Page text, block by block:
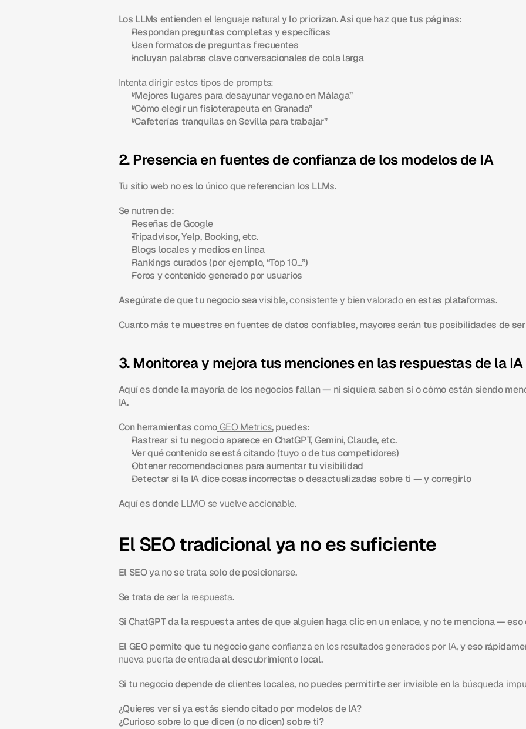
Los LLMs entienden el lenguaje natural y lo priorizan. Así que haz que tus páginas:
Respondan preguntas completas y específicas
Usen formatos de preguntas frecuentes
Incluyan palabras clave conversacionales de cola larga
Intenta dirigir estos tipos de prompts:
“Mejores lugares para desayunar vegano en Málaga”
“Cómo elegir un fisioterapeuta en Granada”
“Cafeterías tranquilas en Sevilla para trabajar”
2. Presencia en fuentes de confianza de los modelos de IA
Tu sitio web no es lo único que referencian los LLMs.
Se nutren de:
Reseñas de Google
Tripadvisor, Yelp, Booking, etc.
Blogs locales y medios en línea
Rankings curados (por ejemplo, “Top 10...”)
Foros y contenido generado por usuarios
Asegúrate de que tu negocio sea visible, consistente y bien valorado en estas plataformas.
Cuanto más te muestres en fuentes de datos confiables, mayores serán tus posibilidades de
3. Monitorea y mejora tus menciones en las respuestas de la IA
Aquí es donde la mayoría de los negocios fallan — ni siquiera saben si o cómo están siendo
IA.
Con herramientas comoGEO Metrics, puedes:
Rastrear si tu negocio aparece en ChatGPT, Gemini, Claude, etc.
Ver qué contenido se está citando (tuyo o de tus competidores)
Obtener recomendaciones para aumentar tu visibilidad
Detectar si la IA dice cosas incorrectas o desactualizadas sobre ti — y corregirlo
Aquí es donde LLMO se vuelve accionable.
El SEO tradicional ya no es suficiente
El SEO ya no se trata solo de posicionarse.
Se trata de ser la respuesta.
Si ChatGPT da la respuesta antes de que alguien haga clic en un enlace, y no te menciona —
El GEO permite que tu negocio gane confianza en los resultados generados por IA, y eso
nueva puerta de entrada al descubrimiento local.
Si tu negocio depende de clientes locales, no puedes permitirte ser invisible en la búsqueda
¿Quieres ver si ya estás siendo citado por modelos de IA?
¿Curioso sobre lo que dicen (o no dicen) sobre ti?